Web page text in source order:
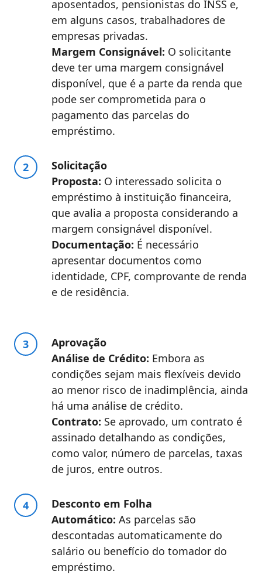
aposentados, pensionistas do INSS e,
em alguns casos, trabalhadores de
empresas privadas.
Margem Consignável: O solicitante
deve ter uma margem consignável
disponível, que é a parte da renda que
pode ser comprometida para o
pagamento das parcelas do
empréstimo.
Solicitação
Proposta: O interessado solicita o
empréstimo à instituição financeira,
que avalia a proposta considerando a
margem consignável disponível.
Documentação: É necessário
apresentar documentos como
identidade, CPF, comprovante de renda
e de residência.
Aprovação
Análise de Crédito: Embora as
condições sejam mais flexíveis devido
ao menor risco de inadimplência, ainda
há uma análise de crédito.
Contrato: Se aprovado, um contrato é
assinado detalhando as condições,
como valor, número de parcelas, taxas
de juros, entre outros.
Desconto em Folha
Automático: As parcelas são
descontadas automaticamente do
salário ou benefício do tomador do
empréstimo.